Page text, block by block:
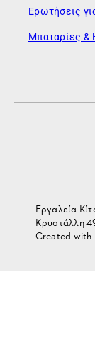
Ερωτήσεις
Μπαταρίες &
Εργαλεία
Κρυστάλλη
Created